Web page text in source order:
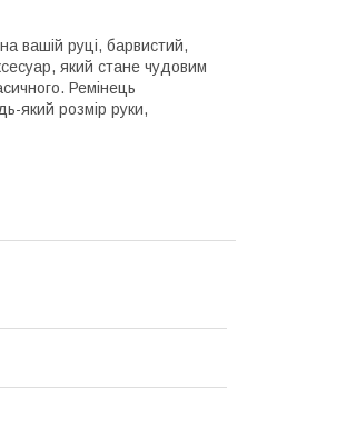
вашій руці, барвистий,
який стане чудовим
Ремінець
який розмір руки,